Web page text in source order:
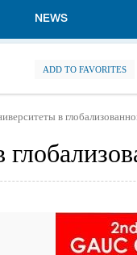
NEWS
ADD TO FAVORITES
в